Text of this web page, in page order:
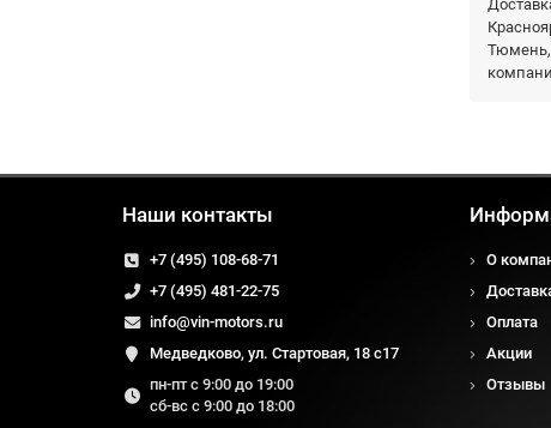
Тюмень,
Наши контакты
+7 (495) 108-68-71
+7 (495) 481-22-75
info@vin-motors.ru
Медведково, ул. Стартовая, 18 с17
пн-пт с 9:00 до 19:00
сб-вс с 9:00 до 18:00
О
Оплата
Акции
Отзывы